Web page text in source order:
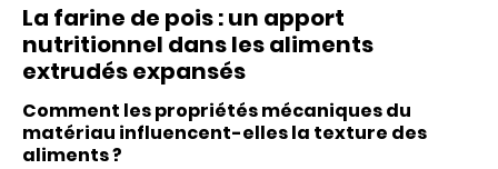
La farine de pois : un apport
nutritionnel dans les aliments
extrudés expansés
Comment les propriétés mécaniques du
matériau influencent-elles la texture des
aliments ?